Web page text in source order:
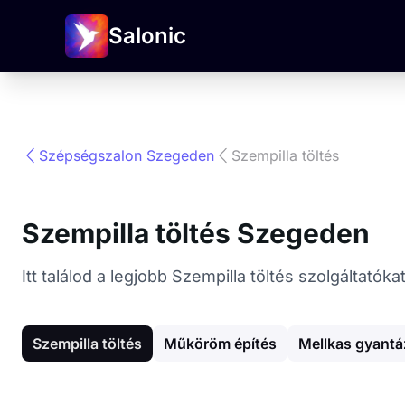
Salonic
Szépségszalon Szegeden Szempilla töltés
Szempilla töltés Szegeden
Itt találod a legjobb Szempilla töltés
Szempilla töltés Műköröm építés Mellkas